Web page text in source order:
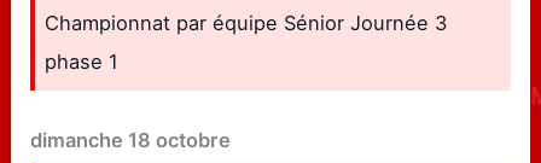
Championnat par équipe Sénior Journée 3
phase 1
dimanche 18 octobre